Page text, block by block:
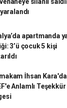
apartmanda
3’ü çocuk 5 kişi
İhsan
Anlamlı Teşekkür